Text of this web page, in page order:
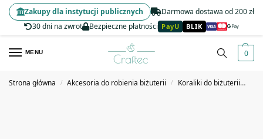
Darmowa dostawa od 200 zł
30 dni na zwrot
Bezpieczne płatności PayU BLIK
Zakupy dla instytucji publicznych
MENU 0
Strona główna / Akcesoria do robienia biżuterii / Koraliki do biżuterii